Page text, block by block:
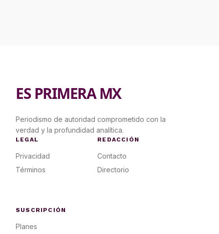
ES PRIMERA MX
Periodismo de autoridad comprometido con la
verdad y la profundidad analítica.
LEGAL
Privacidad
Términos
REDACCIÓN
Contacto
Directorio
SUSCRIPCIÓN
Planes